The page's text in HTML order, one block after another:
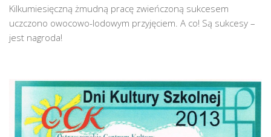
Kilkumiesięczną żmudną pracę zwieńczoną sukcesem
uczczono owocowo-lodowym przyjęciem. A co! Są sukcesy –
jest nagroda!